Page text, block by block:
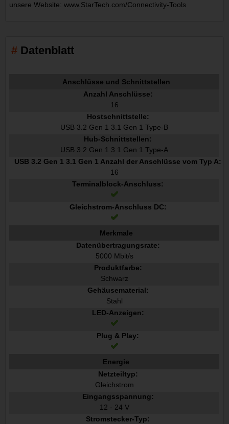
unsere Website: www.StarTech.com/Connectivity-Tools
Datenblatt
Anschlüsse und Schnittstellen
Anzahl Anschlüsse:
16
Hostschnittstelle:
USB 3.2 Gen 1 3.1 Gen 1 Type-B
Hub-Schnittstellen:
USB 3.2 Gen 1 3.1 Gen 1 Type-A
USB 3.2 Gen 1 3.1 Gen 1 Anzahl der Anschlüsse vom Typ A:
16
Terminalblock-Anschluss:
Gleichstrom-Anschluss DC:
Merkmale
Datenübertragungsrate:
5000 Mbit/s
Produktfarbe:
Schwarz
Gehäusematerial:
Stahl
LED-Anzeigen:
Plug & Play:
Energie
Netzteiltyp:
Gleichstrom
Eingangsspannung:
12 - 24 V
Stromstecker-Typ: